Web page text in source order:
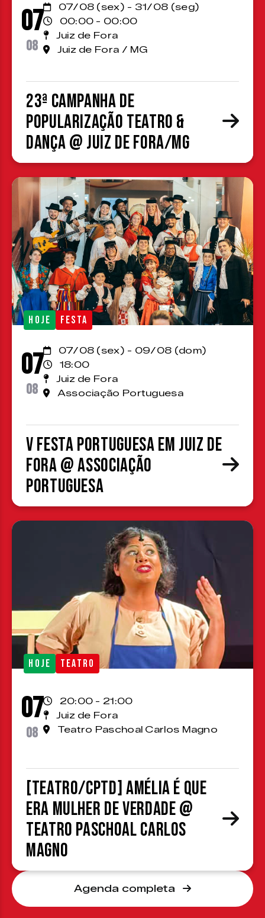
07
08
07/08 (sex) - 31/08 (seg)
00:00 - 00:00
Juiz de Fora
Juiz de Fora / MG
23ª Campanha de
Popularização Teatro &
Dança @ Juiz de Fora/MG
HOJE FESTA
07
08
07/08 (sex) - 09/08 (dom)
18:00
Juiz de Fora
Associação Portuguesa
V Festa Portuguesa em Juiz de
Fora @ Associação
Portuguesa
HOJE TEATRO
07
08
20:00 - 21:00
Juiz de Fora
Teatro Paschoal Carlos Magno
[TEATRO/CPTD] Amélia é que
era mulher de verdade @
Teatro Paschoal Carlos
Magno
Agenda completa